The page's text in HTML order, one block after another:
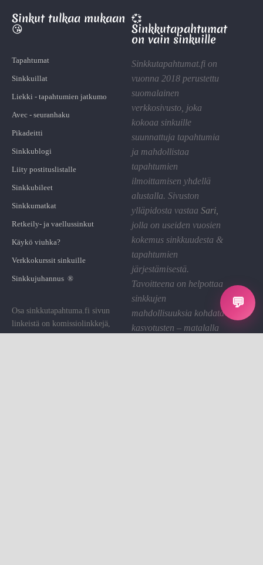
💬
Sinkut tulkaa mukaan
😘
Tapahtumat
Sinkkuillat
Liekki - tapahtumien jatkumo
Avec - seuranhaku
Pikadeitti
Sinkkublogi
Liity postituslistalle
Sinkkubileet
Sinkkumatkat
Retkeily- ja vaellussinkut
Käykö viuhka?
Verkkokurssit sinkuille
Sinkkujuhannus ®
Osa sinkkutapahtuma.fi sivun
linkeistä on komissiolinkkejä,
💞
Sinkkutapahtumat
on vain sinkuille
Sinkkutapahtumat.fi on
vuonna 2018 perustettu
suomalainen
verkkosivusto, joka
kokoaa sinkuille
suunnattuja tapahtumia
ja mahdollistaa
tapahtumien
ilmoittamisen yhdellä
alustalla. Sivuston
ylläpidosta vastaa Sari
jolla on useiden vuosien
kokemus sinkkuudesta &
tapahtumien
järjestämisestä.
Tavoitteena on helpottaa
sinkkujen
mahdollisuuksia kohdata
kasvotusten – matalalla